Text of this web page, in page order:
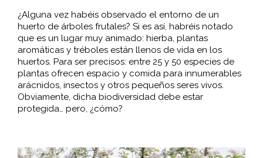
¿Alguna vez habéis observado el entorno de un
huerto de árboles frutales? Si es así, habréis notado
que es un lugar muy animado: hierba, plantas
aromáticas y tréboles están llenos de vida en los
huertos. Para ser precisos: entre 25 y 50 especies de
plantas ofrecen espacio y comida para innumerables
arácnidos, insectos y otros pequeños seres vivos.
Obviamente, dicha biodiversidad debe estar
protegida… pero, ¿cómo?